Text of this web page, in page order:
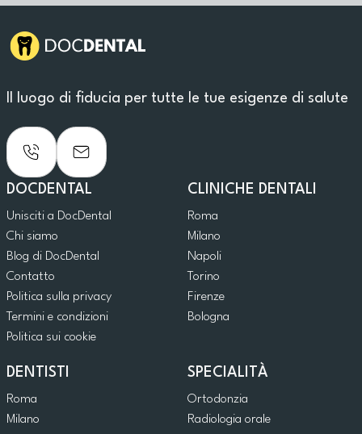
Il luogo di fiducia per tutte le tue esigenze di salute
DOCDENTAL
Unisciti a DocDental
Chi siamo
Blog di DocDental
Contatto
Politica sulla privacy
Termini e condizioni
Politica sui cookie
CLINICHE DENTALI
Roma
Milano
Napoli
Torino
Firenze
Bologna
DENTISTI
Roma
Milano
SPECIALITÀ
Ortodonzia
Radiologia orale